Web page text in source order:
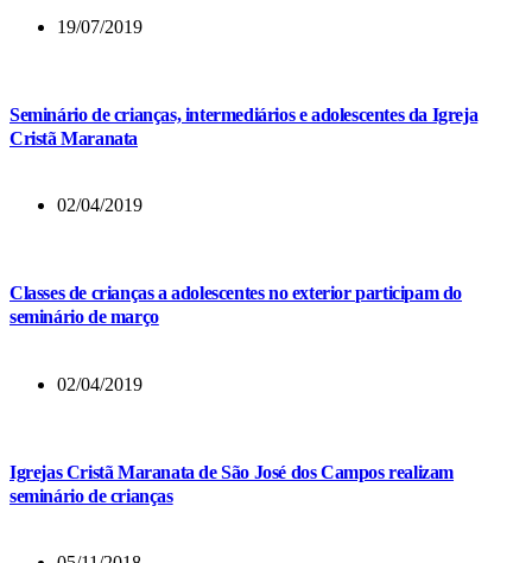
19/07/2019
Seminário de crianças, intermediários e adolescentes da Igreja
Cristã Maranata
02/04/2019
Classes de crianças a adolescentes no exterior participam do
seminário de março
02/04/2019
Igrejas Cristã Maranata de São José dos Campos realizam
seminário de crianças